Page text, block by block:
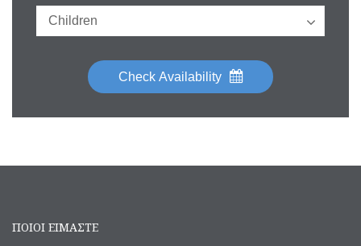
Check Availability
ΠΟΙΟΙ ΕΙΜΑΣΤΕ